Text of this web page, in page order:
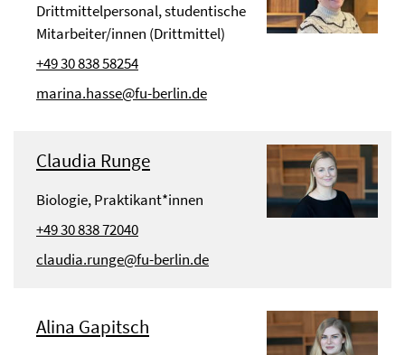
Drittmittelpersonal, studentische
Mitarbeiter/innen (Drittmittel)
+49 30 838 58254
marina.hasse@fu-berlin.de
Claudia Runge
Biologie, Praktikant*innen
+49 30 838 72040
claudia.runge@fu-berlin.de
Alina Gapitsch